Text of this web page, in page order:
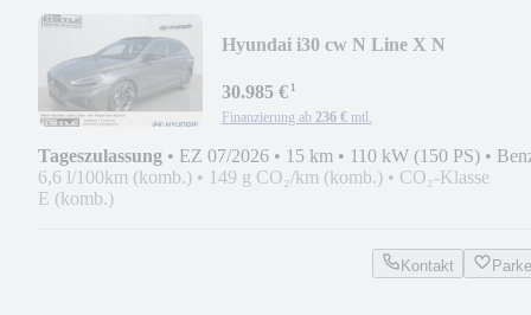
Hyundai i30 cw N Line X N
30.985 €¹
Finanzierung ab 236 € mtl.
Tageszulassung • EZ 07/2026 • 15 km • 110 kW (150 PS) •
6,6 l/100km (komb.) • 149 g CO₂/km (komb.) • CO₂-Klasse
E (komb.)
Kontakt